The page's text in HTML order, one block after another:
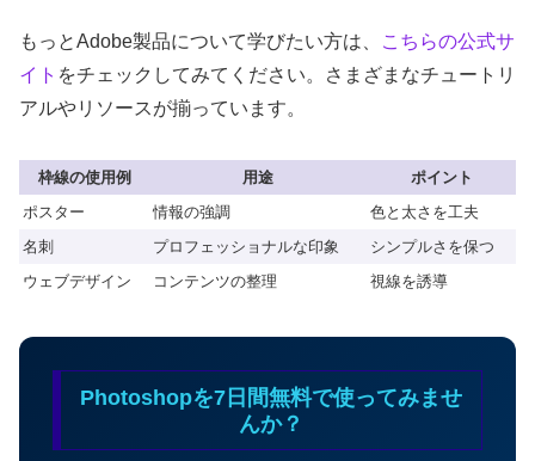
もっとAdobe製品について学びたい方は、
こちらの公式サ
イト をチェックしてみてください。さまざまなチュートリ
アルやリソースが揃っています。
枠線の使用例 用途
ポイント
ポスター
情報の強調
色と太さを工夫
名刺
プロフェッショナルな印象
シンプルさを保つ
ウェブデザイン
コンテンツの整理 視線を誘導
Photoshopを7日間無料で使ってみませ
んか？